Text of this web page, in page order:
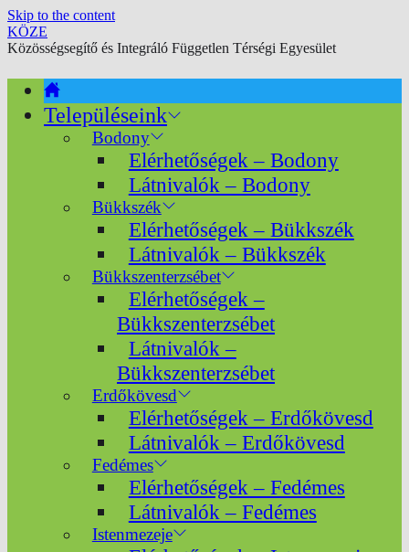
Skip to the content
KÖZE
Közösségsegítő és Integráló Független Térségi Egyesület
Településeink
Bodony
Elérhetőségek – Bodony
Látnivalók – Bodony
Bükkszék
Elérhetőségek – Bükkszék
Látnivalók – Bükkszék
Bükkszenterzsébet
Elérhetőségek –
Bükkszenterzsébet
Látnivalók –
Bükkszenterzsébet
Erdőkövesd
Elérhetőségek – Erdőkövesd
Látnivalók – Erdőkövesd
Fedémes
Elérhetőségek – Fedémes
Látnivalók – Fedémes
Istenmezeje